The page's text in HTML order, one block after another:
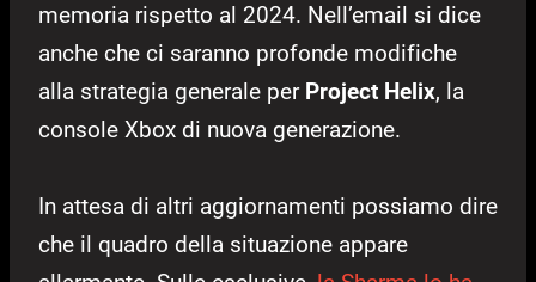
memoria rispetto al 2024. Nell’email si dice
anche che ci saranno profonde modifiche
alla strategia generale per Project Helix, la
console Xbox di nuova generazione.
In attesa di altri aggiornamenti possiamo dire
che il quadro della situazione appare